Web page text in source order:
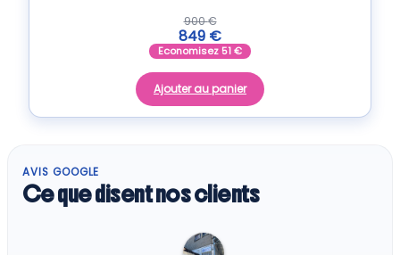
900€
849 €
Economisez 51€
Ajouter au panier
AVIS GOOGLE
Ce que disent nos clients